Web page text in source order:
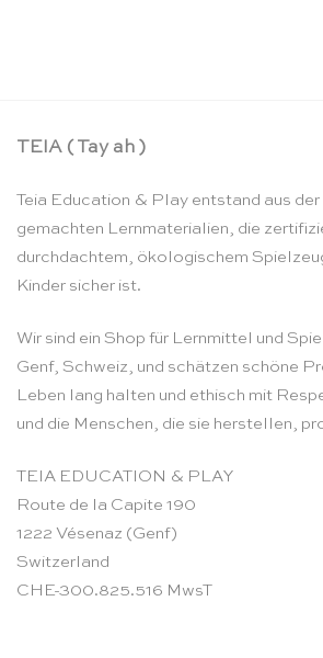
TEIA ( Tay ah )
Teia Education & Play entstand aus der
gemachten Lernmaterialien, die
durchdachtem, ökologischem
Kinder sicher ist.
Wir sind ein Shop für Lernmittel und
Genf, Schweiz, und schätzen schöne
Leben lang halten und ethisch mit
und die Menschen, die sie herstellen,
TEIA EDUCATION & PLAY
Route de la Capite 190
1222 Vésenaz (Genf)
Switzerland
CHE-300.825.516 MwsT